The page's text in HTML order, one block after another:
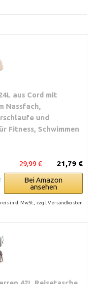
aus Cord mit
Nassfach,
und
Fitness, Schwimmen
21,79 €
29,99 €
Bei Amazon
ansehen
inkl. MwSt., zzgl. Versandkosten